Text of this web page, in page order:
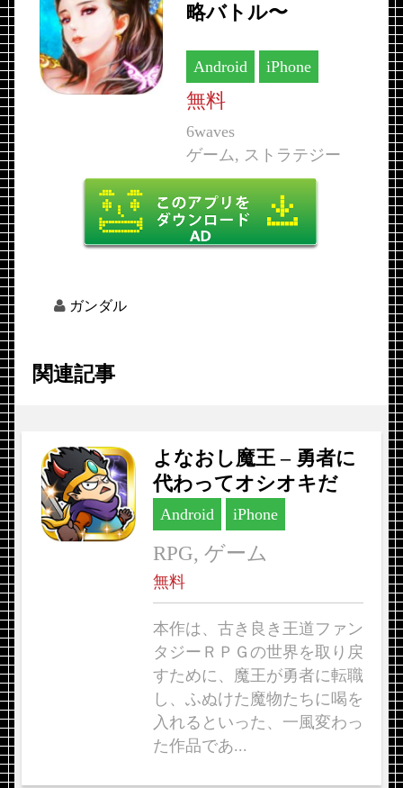
略バトル〜
Android iPhone
無料
6waves
ゲーム, ストラテジー
ガンダル
関連記事
よなおし魔王 – 勇者に
代わってオシオキだ
Android iPhone
RPG, ゲーム
無料
本作は、古き良き王道ファン
タジーＲＰＧの世界を取り戻
すために、魔王が勇者に転職
し、ふぬけた魔物たちに喝を
入れるといった、一風変わっ
た作品であ...